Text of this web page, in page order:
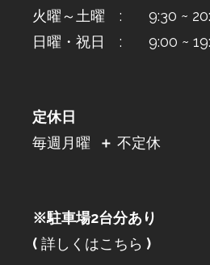
火曜～土曜 : 9:30 ~
日曜・祝日 : 9:00 ~
定休日
毎週月曜
＋ 不定休
※駐車場2台分あり
( 詳しくはこちら )